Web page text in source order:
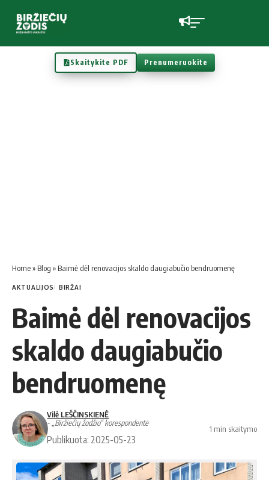
Skaitykite PDF Prenumeruokite
Home» Blog » Baimė dėl renovacijos skaldo daugiabučio bendruomenę
AKTUALIJOS BIRŽAI
Baimė dėl renovacijos
skaldo daugiabučio
bendruomenę
Vilė LEŠČINSKIENĖ
- „Biržiečių žodžio“ korespondentė
Publikuota: 2025-05-23
1 min skaitymo